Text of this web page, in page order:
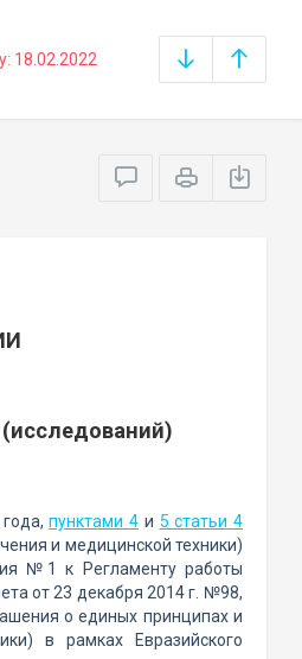
18.02.2022
года,пунктами 4 и 5 статьи 4
и медицинской техники)
№1 к Регламенту работы
от 23 декабря 2014 г. №98,
о единых принципах и
в рамках Евразийского